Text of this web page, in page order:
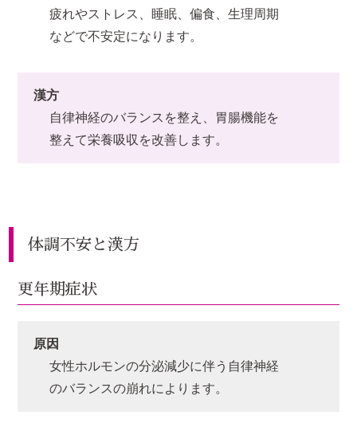
疲れやストレス、睡眠、偏食、生理周期
などで不安定になります。
漢方
自律神経のバランスを整え、胃腸機能を
整えて栄養吸収を改善します。
体調不安と漢方
更年期症状
原因
女性ホルモンの分泌減少に伴う自律神経
のバランスの崩れによります。